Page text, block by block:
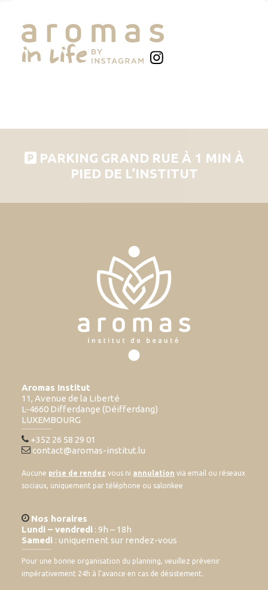
PARKING GRAND RUE À 1 MIN À
PIED DE L’INSTITUT
Aromas Institut
11, Avenue de la Liberté
L-4660 Differdange (Déifferdang)
LUXEMBOURG
+352 26 58 29 01
contact@aromas-institut.lu
Aucune prise de rendez vous ni annulation via email ou réseaux
sociaux, uniquement par téléphone ou salonkee
Nos horaires
Lundi – vendredi : 9h – 18h
Samedi : uniquement sur rendez-vous
Pour une bonne organisation du planning, veuillez prévenir
impérativement 24h à l’avance en cas de désistement.